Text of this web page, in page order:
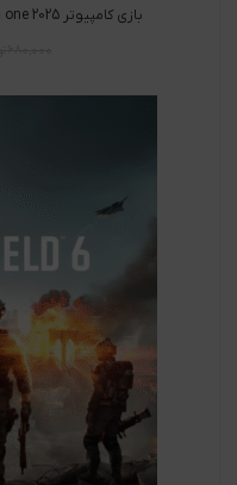
بازی کامپیوتر The Sims 4 Digital Deluxe All in one 2025